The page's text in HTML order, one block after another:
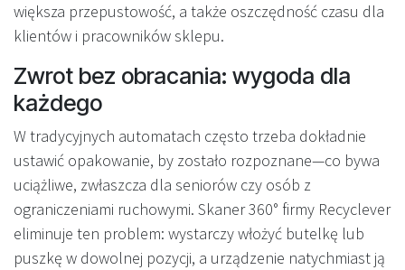
większa przepustowość, a także oszczędność czasu dla
klientów i pracowników sklepu.
Zwrot bez obracania: wygoda dla
każdego
W tradycyjnych automatach często trzeba dokładnie
ustawić opakowanie, by zostało rozpoznane—co bywa
uciążliwe, zwłaszcza dla seniorów czy osób z
ograniczeniami ruchowymi. Skaner 360° firmy Recyclever
eliminuje ten problem: wystarczy włożyć butelkę lub
puszkę w dowolnej pozycji, a urządzenie natychmiast ją